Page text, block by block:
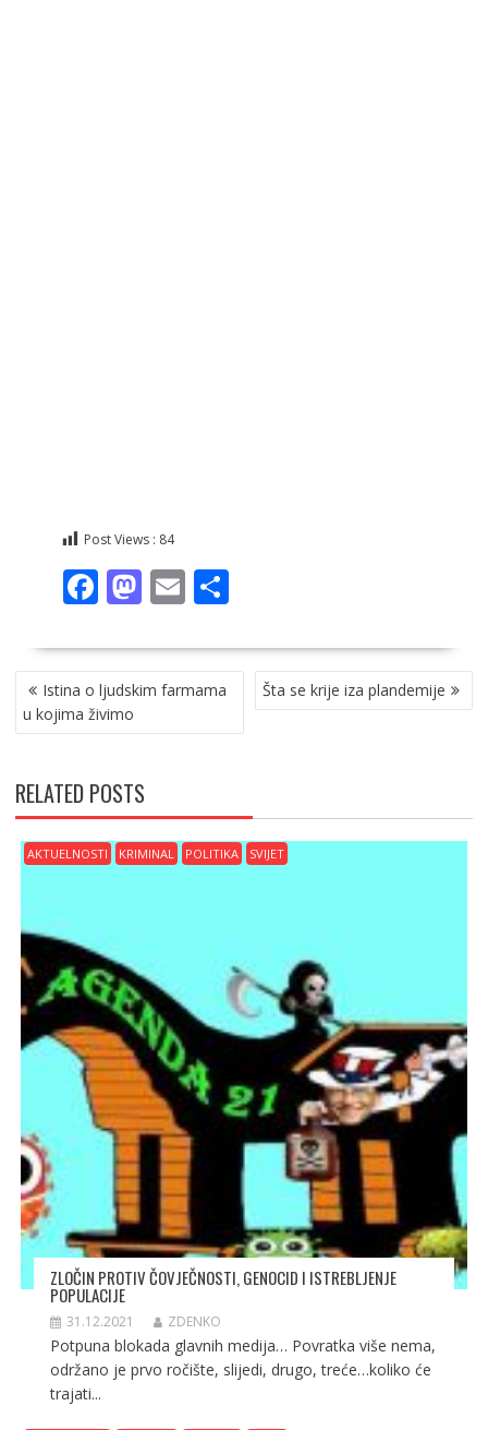
Post Views : 84
F
e
b
o
k
M
to
d
o
E
ai
l
S
ar
NAVIGACIJA
OBJAVA
Istina o ljudskim farmama
u kojima živimo
Šta se krije iza plandemije
RELATED POSTS
AKTUELNOSTI KRIMINAL POLITIKA SVIJET
ZLOČIN PROTIV ČOVJEČNOSTI, GENOCID I ISTREBLJENJE
POPULACIJE
31.12.2021 ZDENKO
Potpuna blokada glavnih medija… Povratka više nema,
održano je prvo ročište, slijedi, drugo, treće…koliko će
trajati...